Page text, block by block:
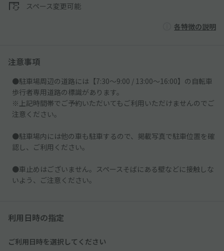
スペース変更可能
各特徴の説明
注意事項
●駐車場周辺の道路には【7:30～9:00 / 13:00～16:00】の自転車
歩行者専用道路の標識があります。
※上記時間帯でご予約いただいてもご利用いただけませんのでご
注意ください。
●駐車場内には他の車も駐車するので、掲載写真で駐車位置を確
認し、ご利用ください。
●車止めはございません。スペースそばにある壁などに接触しな
いよう、ご注意ください。
利用日時の指定
ご利用日時を選択してください